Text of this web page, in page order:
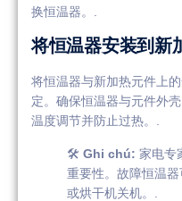
换恒温器。.
将恒温器安装到新
将恒温器与新加热元件上
定。确保恒温器与元件外
温度调节并防止过热。.
🛠️ Ghi chú: 家电专
重要性。故障恒温
或烘干机关机。.